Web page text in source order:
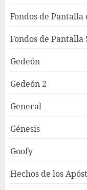
Fondos de Pantalla
Fondos de Pantalla
Gedeón
Gedeón 2
General
Génesis
Goofy
Hechos de los